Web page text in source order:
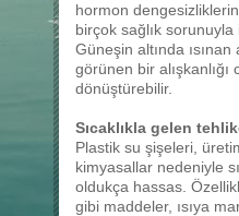
hormon
birçok sağlık sorunuyla
Güneşin altında
görünen bir alışkanlığı
dönüştürebilir.
Sıcaklıkla gelen
Plastik su şişeleri,
kimyasallar nedeniyle
oldukça hassas.
gibi maddeler, ısıya